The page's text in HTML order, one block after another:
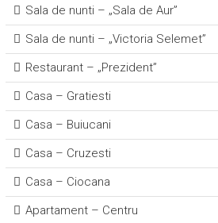
Sala de nunti – „Sala de Aur”
Sala de nunti – „Victoria Selemet”
Restaurant – „Prezident”
Casa – Gratiesti
Casa – Buiucani
Casa – Cruzesti
Casa – Ciocana
Apartament – Centru